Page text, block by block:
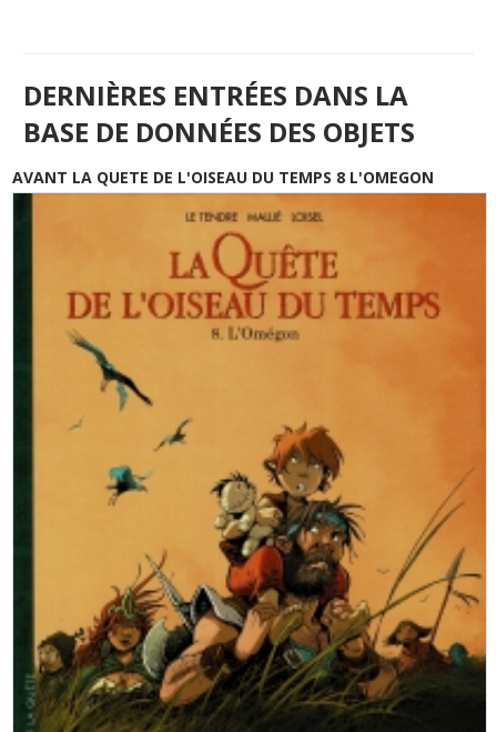
DERNIÈRES ENTRÉES DANS LA
BASE DE DONNÉES DES OBJETS
AVANT LA QUETE DE L'OISEAU DU TEMPS 8 L'OMEGON